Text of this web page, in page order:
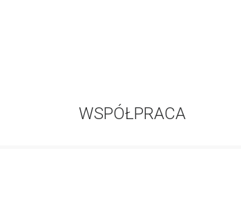
WSPÓŁPRACA